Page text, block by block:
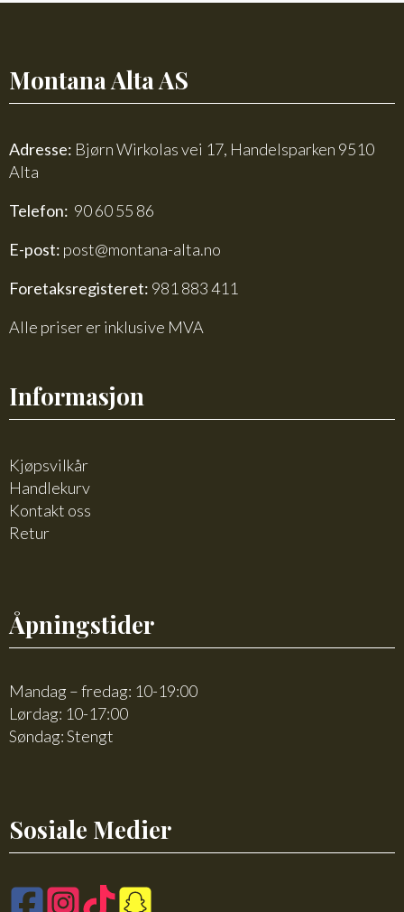
Montana Alta AS
Adresse: Bjørn Wirkolas vei 17, Handelsparken 9510
Alta
Telefon: 90 60 55 86
E-post: post@montana-alta.no
Foretaksregisteret: 981 883 411
Alle priser er inklusive MVA
Informasjon
Kjøpsvilkår
Handlekurv
Kontakt oss
Retur
Åpningstider
Mandag – fredag: 10-19:00
Lørdag: 10-17:00
Søndag: Stengt
Sosiale Medier